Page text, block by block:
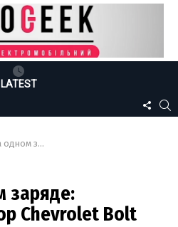
LATEST
US
обзор Chevrolet Bolt
заряде:
Chevrolet Bolt